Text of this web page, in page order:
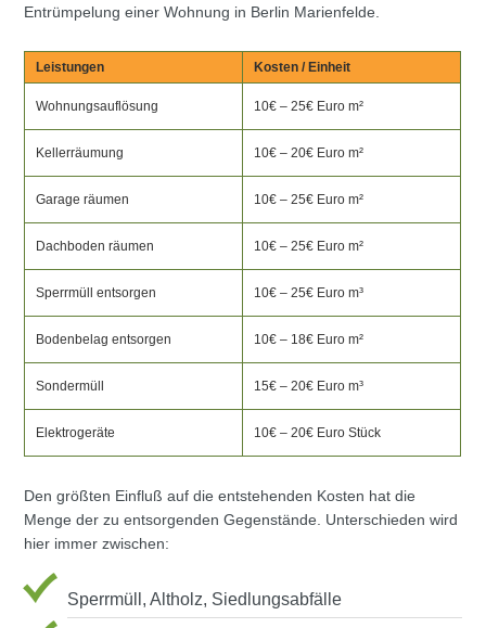
Entrümpelung einer Wohnung in Berlin Marienfelde.
Leistungen Kosten / Einheit
Wohnungsauflösung 10€ – 25€ Euro m²
Kellerräumung 10€ – 20€ Euro m²
Garage räumen 10€ – 25€ Euro m²
Dachboden räumen 10€ – 25€ Euro m²
Sperrmüll entsorgen 10€ – 25€ Euro m³
Bodenbelag entsorgen 10€ – 18€ Euro m²
Sondermüll 15€ – 20€ Euro m³
Elektrogeräte 10€ – 20€ Euro Stück
Den größten Einfluß auf die entstehenden Kosten hat die
Menge der zu entsorgenden Gegenstände. Unterschieden wird
hier immer zwischen:
Sperrmüll, Altholz, Siedlungsabfälle